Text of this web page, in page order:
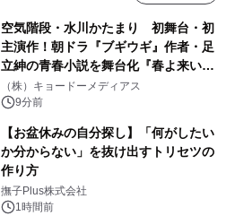
空気階段・水川かたまり 初舞台・初
主演作！朝ドラ『ブギウギ』作者・足
立紳の青春小説を舞台化『春よ来い、
マジで来い』キービジュアル解禁！
（株）キョードーメディアス
9分前
【お盆休みの自分探し】「何がしたい
か分からない」を抜け出すトリセツの
作り方
撫子Plus株式会社
1時間前